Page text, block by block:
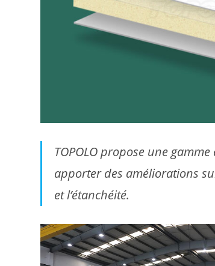
TOPOLO propose une
apporter des améliorations
et l’étanchéité.